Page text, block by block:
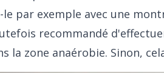
le par exemple avec une
recommandé
la zone anaérobie. Sinon,